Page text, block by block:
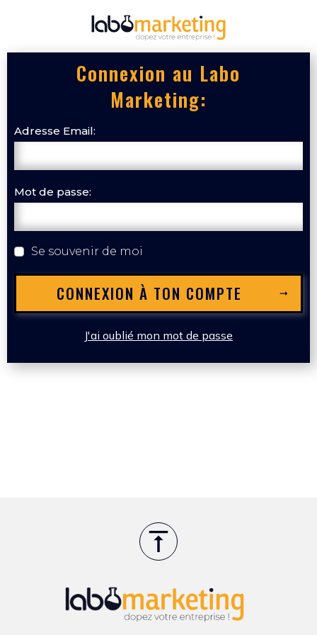
Connexion au Labo
Marketing:
Adresse Email:
Mot de passe:
Se souvenir de moi
CONNEXION À TON COMPTE
J'ai oublié mon mot de passe